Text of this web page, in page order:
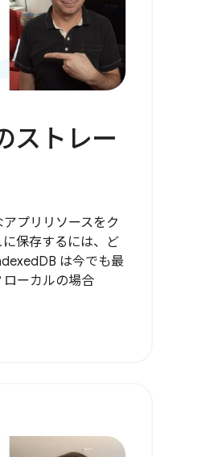
ストレー
プリリソースをク
保存するには、ど
は今でも最
ーカルの場合